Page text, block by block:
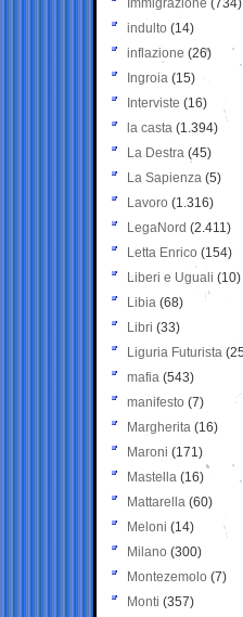
Immigrazione (734)
indulto (14)
inflazione (26)
Ingroia (15)
Interviste (16)
la casta (1.394)
La Destra (45)
La Sapienza (5)
Lavoro (1.316)
LegaNord (2.411)
Letta Enrico (154)
Liberi e Uguali (10)
Libia (68)
Libri (33)
Liguria Futurista
mafia (543)
manifesto (7)
Margherita (16)
Maroni (171)
Mastella (16)
Mattarella (60)
Meloni (14)
Milano (300)
Montezemolo (7)
Monti (357)